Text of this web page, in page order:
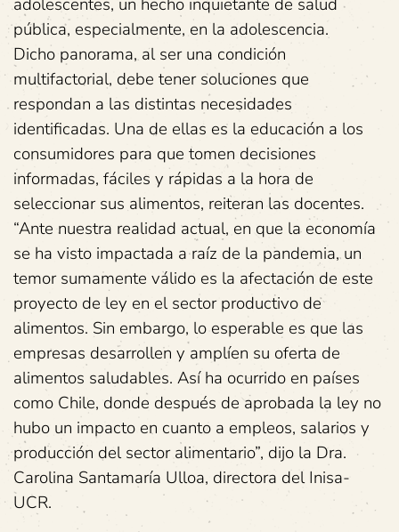
pública, especialmente, en la adolescencia.
Dicho panorama, al ser una condición
multifactorial, debe tener soluciones que
respondan a las distintas necesidades
identificadas. Una de ellas es la educación a los
consumidores para que tomen decisiones
informadas, fáciles y rápidas a la hora de
seleccionar sus alimentos, reiteran las docentes.
“Ante nuestra realidad actual, en que la economía
se ha visto impactada a raíz de la pandemia, un
temor sumamente válido es la afectación de este
proyecto de ley en el sector productivo de
alimentos. Sin embargo, lo esperable es que las
empresas desarrollen y amplíen su oferta de
alimentos saludables. Así ha ocurrido en países
como Chile, donde después de aprobada la ley no
hubo un impacto en cuanto a empleos, salarios y
producción del sector alimentario”, dijo la Dra.
Carolina Santamaría Ulloa, directora del Inisa-
UCR.